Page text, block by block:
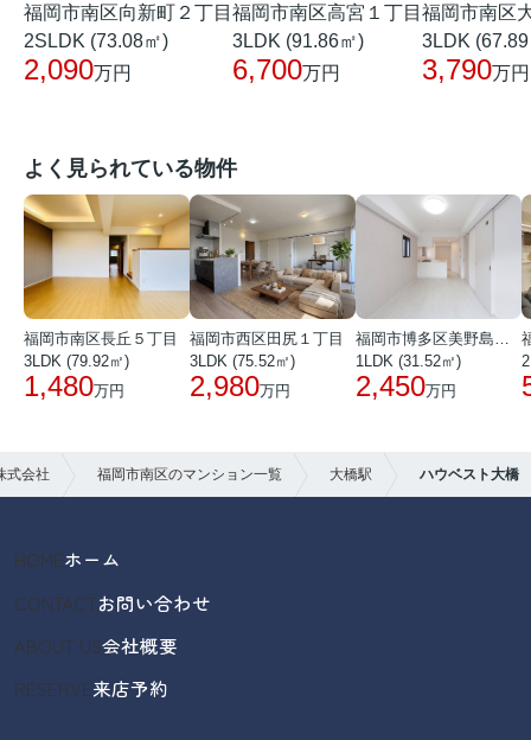
福岡市南区向新町２丁目
2SLDK (73.08㎡)
2,090万円
福岡市南区高宮１丁目
3LDK (91.86㎡)
6,700万円
福岡市南区
3LDK
3,790万円
よく見られている物件
福岡市南区長丘５丁目
3LDK (79.92㎡)
1,480万円
福岡市西区田尻１丁目
3LDK (75.52㎡)
2,980万円
1LDK (31.52㎡)
2,450万円
式会社 福岡市南区のマンション一覧 大橋駅 ハウベスト大橋
HOMEホーム
CONTACTお問い合わせ
ABOUT US会社概要
RESERVE来店予約